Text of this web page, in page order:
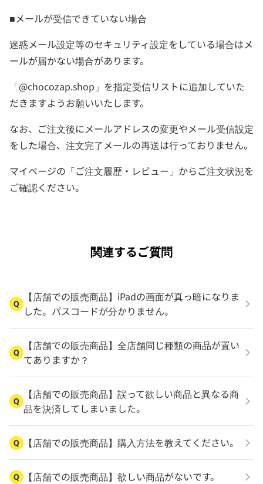
■メールが受信できていない場合
迷惑メール設定等のセキュリティ設定をしている場合はメ
ールが届かない場合があります。
「@chocozap.shop」を指定受信リストに追加していた
だきますようお願いいたします。
なお、ご注文後にメールアドレスの変更やメール受信設定
をした場合、注文完了メールの再送は行っておりません。
マイページの「ご注文履歴・レビュー」からご注文状況を
ご確認ください。
関連するご質問
Q
【店舗での販売商品】iPadの画面が真っ暗になりま
した。パスコードが分かりません。
Q
【店舗での販売商品】全店舗同じ種類の商品が置い
てありますか？
Q
【店舗での販売商品】誤って欲しい商品と異なる商
品を決済してしまいました。
Q 【店舗での販売商品】購入方法を教えてください。
Q 【店舗での販売商品】欲しい商品がないです。